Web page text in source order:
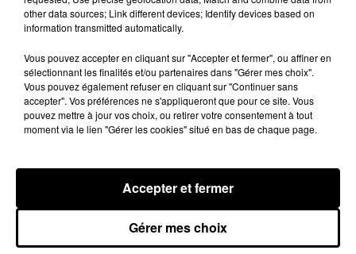
11h46
CHARTRES - VENTE AUX ENCHÈRES :
JOUETS DE COLLECTION
Samedi 7 novembre à 9h30 à la Galerie de Chartres :
vente aux enchères. Jouets de collection.
other data sources; Link different devices; Identify devices based on
information transmitted automatically.
Vous pouvez accepter en cliquant sur "Accepter et fermer", ou affiner en
sélectionnant les finalités et/ou partenaires dans "Gérer mes choix".
Vous pouvez également refuser en cliquant sur "Continuer sans
accepter". Vos préférences ne s'appliqueront que pour ce site. Vous
pouvez mettre à jour vos choix, ou retirer votre consentement à tout
moment via le lien "Gérer les cookies" situé en bas de chaque page.
Gérer mes choix
Accepter et fermer